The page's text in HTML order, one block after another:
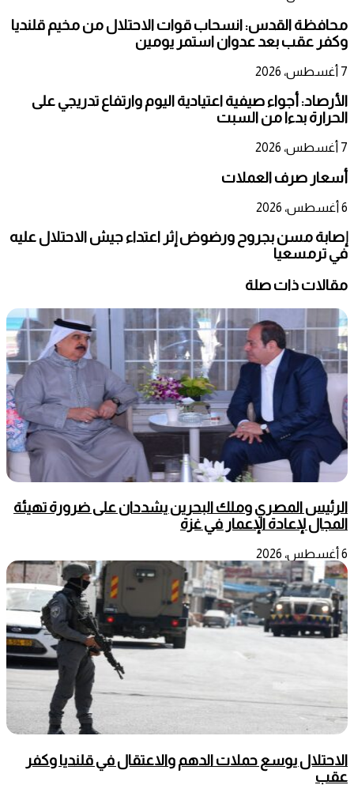
محافظة القدس: انسحاب قوات الاحتلال من مخيم قلنديا
وكفر عقب بعد عدوان استمر يومين
7 أغسطس، 2026
الأرصاد: أجواء صيفية اعتيادية اليوم وارتفاع تدريجي على
الحرارة بدءا من السبت
7 أغسطس، 2026
أسعار صرف العملات
6 أغسطس، 2026
إصابة مسن بجروح ورضوض إثر اعتداء جيش الاحتلال عليه
في ترمسعيا
مقالات ذات صلة
الرئيس المصري وملك البحرين يشددان على ضرورة تهيئة
المجال لإعادة الإعمار في غزة
6 أغسطس، 2026
الاحتلال يوسع حملات الدهم والاعتقال في قلنديا وكفر
عقب